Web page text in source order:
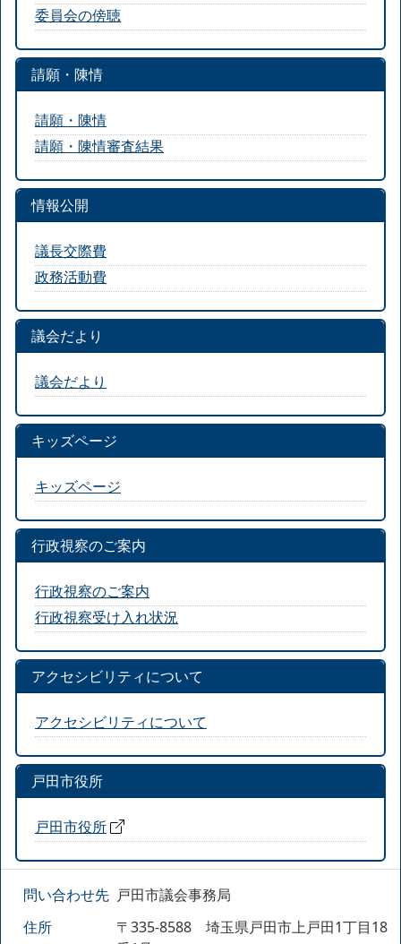
委員会の傍聴
請願・陳情
請願・陳情
請願・陳情審査結果
情報公開
議長交際費
政務活動費
議会だより
議会だより
キッズページ
キッズページ
行政視察のご案内
行政視察のご案内
行政視察受け入れ状況
アクセシビリティについて
アクセシビリティについて
戸田市役所
戸田市役所
問い合わせ先 戸田市議会事務局
住所
〒335-8588 埼玉県戸田市上戸田1丁目18